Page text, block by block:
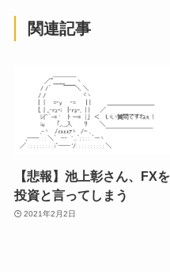
関連記事
【悲報】池上彰さん、FXを
投資と言ってしまう
2021年2月2日